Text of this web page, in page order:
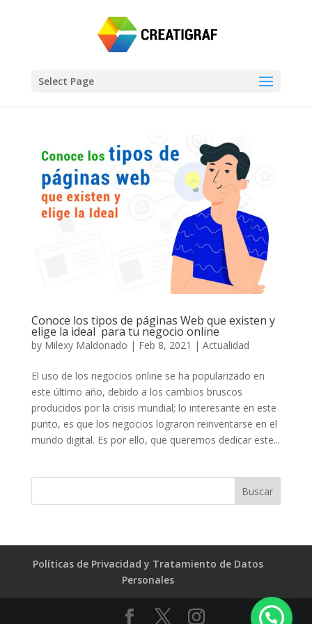
Select Page
Conoce los tipos de páginas Web que existen y
elige la ideal para tu negocio online
by Milexy Maldonado | Feb 8, 2021 | Actualidad
El uso de los negocios online se ha popularizado en
este último año, debido a los cambios bruscos
producidos por la crisis mundial; lo interesante en este
punto, es que los negocios lograron reinventarse en el
mundo digital. Es por ello, que queremos dedicar este...
Políticas de Privacidad y Tratamiento de Datos
Personales